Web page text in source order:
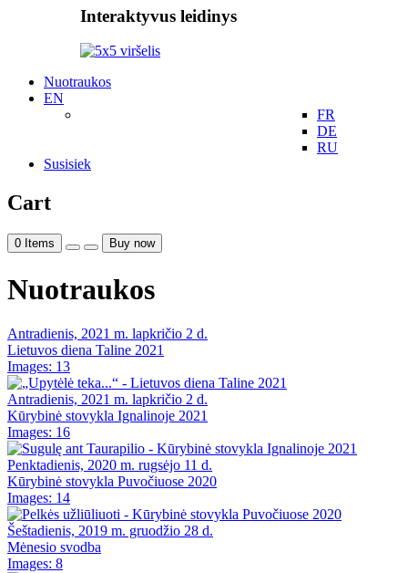
Interaktyvus leidinys
Nuotraukos
EN
FR
DE
RU
Susisiek
Cart
0 Items Buy now
Nuotraukos
Antradienis, 2021 m. lapkričio 2 d.
Lietuvos diena Taline 2021
Images: 13
Antradienis, 2021 m. lapkričio 2 d.
Kūrybinė stovykla Ignalinoje 2021
Images: 16
Penktadienis, 2020 m. rugsėjo 11 d.
Kūrybinė stovykla Puvočiuose 2020
Images: 14
Šeštadienis, 2019 m. gruodžio 28 d.
Mėnesio svodba
Images: 8